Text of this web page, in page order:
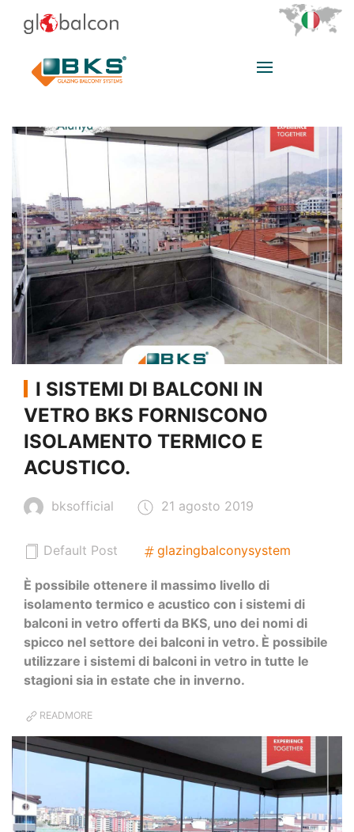
I SISTEMI DI BALCONI IN
VETRO BKS FORNISCONO
ISOLAMENTO TERMICO E
ACUSTICO.
bksofficial 21 agosto 2019
Default Post glazingbalconysystem
È possibile ottenere il massimo livello di
isolamento termico e acustico con i sistemi di
balconi in vetro offerti da BKS, uno dei nomi di
spicco nel settore dei balconi in vetro. È possibile
utilizzare i sistemi di balconi in vetro in tutte le
stagioni sia in estate che in inverno.
READMORE